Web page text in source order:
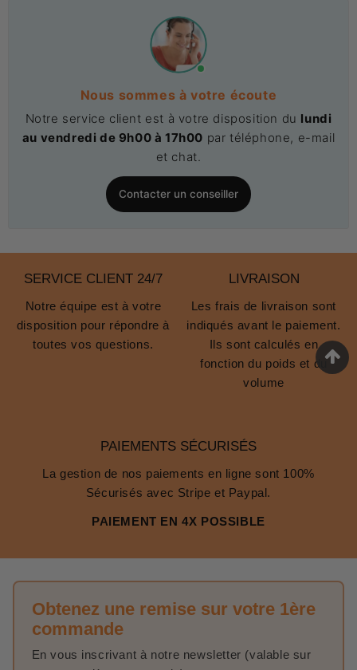
Nous sommes à votre écoute
Notre service client est à votre disposition du lundi
au vendredi de 9h00 à 17h00 par téléphone, e-mail
et chat.
Contacter un conseiller
SERVICE CLIENT 24/7
Notre équipe est à votre
disposition pour répondre à
toutes vos questions.
LIVRAISON
Les frais de livraison sont
indiqués avant le paiement.
Ils sont calculés en
fonction du poids et du
volume
PAIEMENTS SÉCURISÉS
La gestion de nos paiements en ligne sont 100%
Sécurisés avec Stripe et Paypal.
PAIEMENT EN 4X POSSIBLE
Obtenez une remise sur votre 1ère
commande
En vous inscrivant à notre newsletter (valable sur